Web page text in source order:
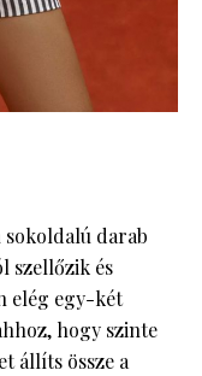
darab
szellőzik és
elég egy-két
hogy szinte
állíts össze a